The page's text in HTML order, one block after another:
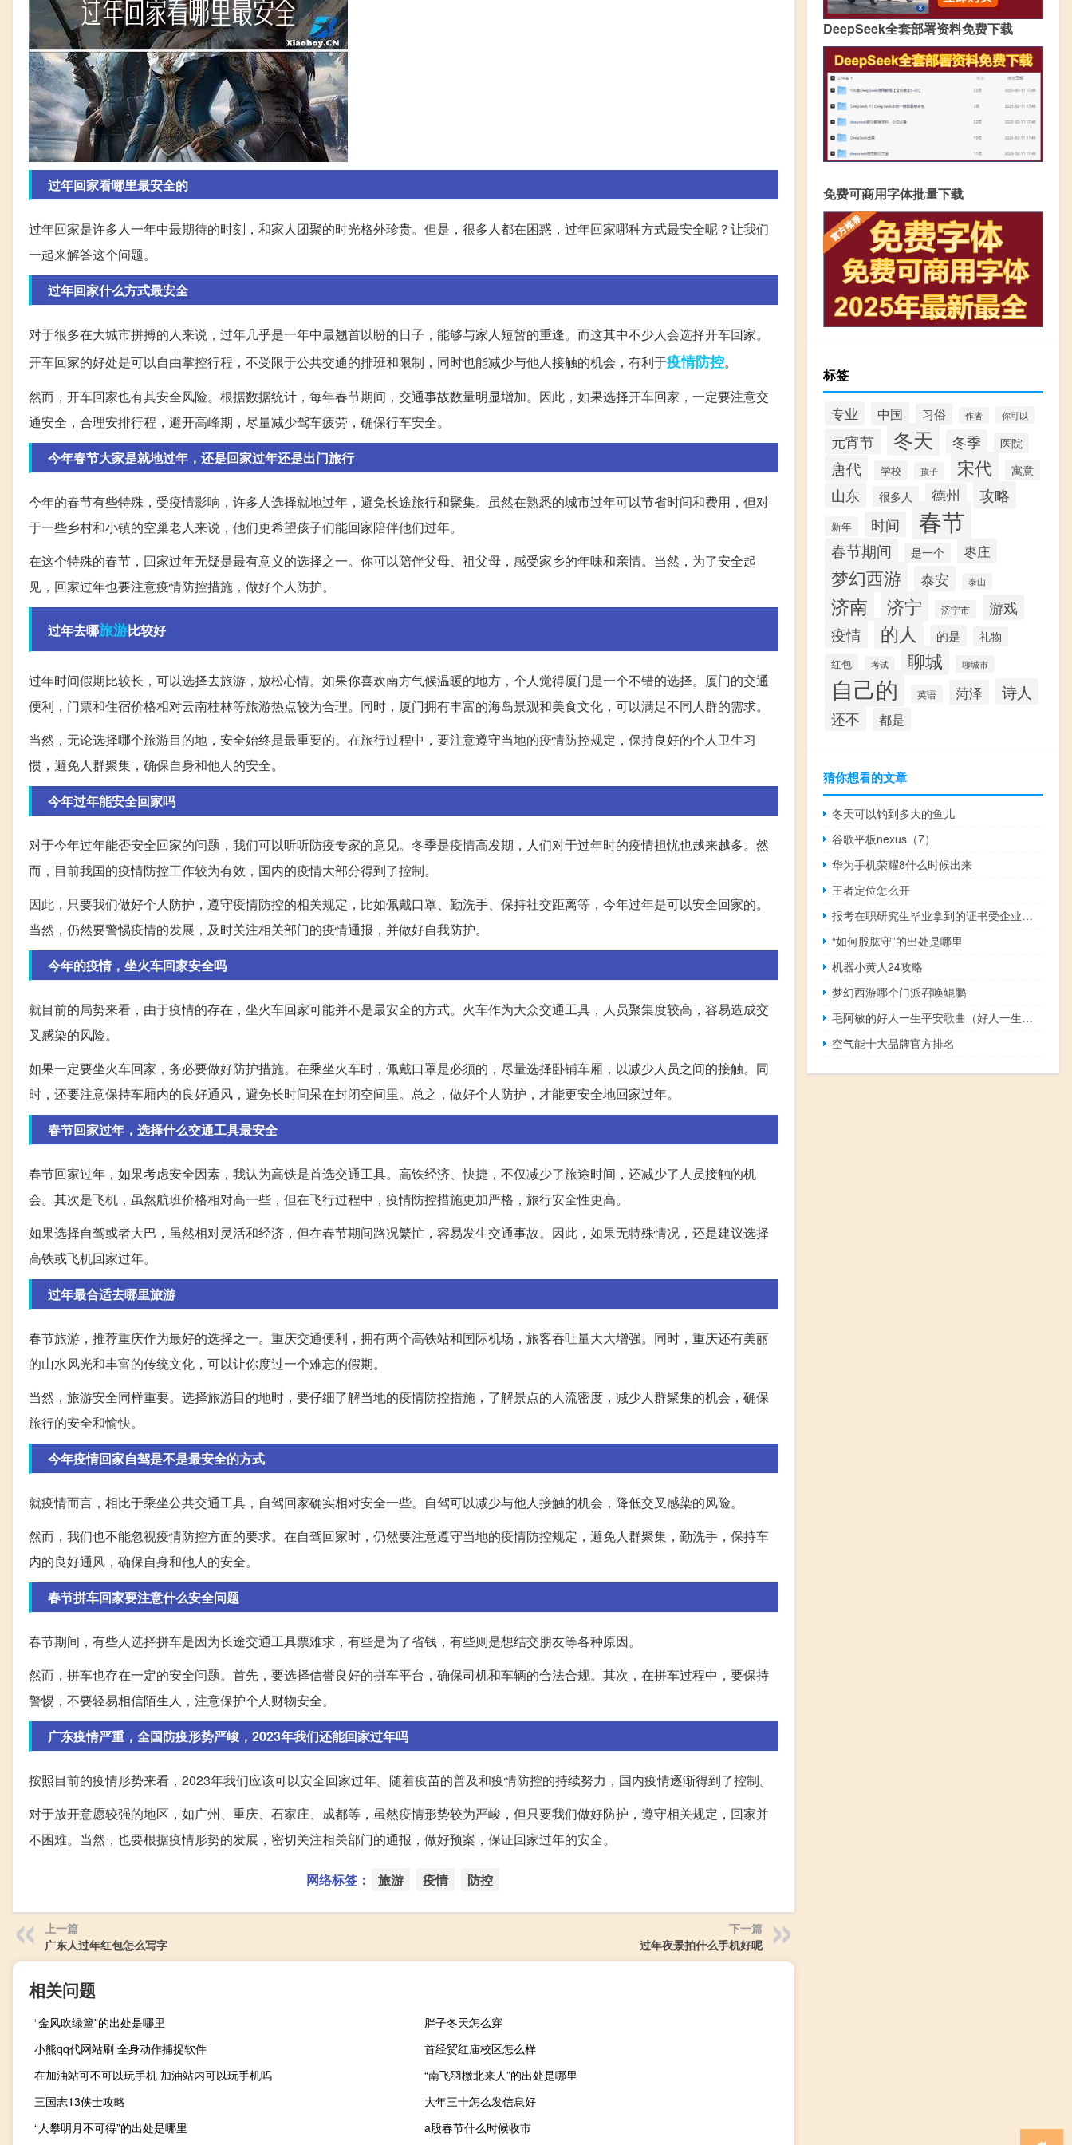
过年回家看哪里最安全的
过年回家是许多人一年中最期待的时刻，和家人团聚的时光格外珍贵。但是，很多人都在困惑，过年回家哪种方式最安全呢？让我们
一起来解答这个问题。
过年回家什么方式最安全
对于很多在大城市拼搏的人来说，过年几乎是一年中最翘首以盼的日子，能够与家人短暂的重逢。而这其中不少人会选择开车回家。
开车回家的好处是可以自由掌控行程，不受限于公共交通的排班和限制，同时也能减少与他人接触的机会，有利于疫情防控。
然而，开车回家也有其安全风险。根据数据统计，每年春节期间，交通事故数量明显增加。因此，如果选择开车回家，一定要注意交
通安全，合理安排行程，避开高峰期，尽量减少驾车疲劳，确保行车安全。
今年春节大家是就地过年，还是回家过年还是出门旅行
今年的春节有些特殊，受疫情影响，许多人选择就地过年，避免长途旅行和聚集。虽然在熟悉的城市过年可以节省时间和费用，但对
于一些乡村和小镇的空巢老人来说，他们更希望孩子们能回家陪伴他们过年。
在这个特殊的春节，回家过年无疑是最有意义的选择之一。你可以陪伴父母、祖父母，感受家乡的年味和亲情。当然，为了安全起
见，回家过年也要注意疫情防控措施，做好个人防护。
过年去哪旅游比较好
过年时间假期比较长，可以选择去旅游，放松心情。如果你喜欢南方气候温暖的地方，个人觉得厦门是一个不错的选择。厦门的交通
便利，门票和住宿价格相对云南桂林等旅游热点较为合理。同时，厦门拥有丰富的海岛景观和美食文化，可以满足不同人群的需求。
当然，无论选择哪个旅游目的地，安全始终是最重要的。在旅行过程中，要注意遵守当地的疫情防控规定，保持良好的个人卫生习
惯，避免人群聚集，确保自身和他人的安全。
今年过年能安全回家吗
对于今年过年能否安全回家的问题，我们可以听听防疫专家的意见。冬季是疫情高发期，人们对于过年时的疫情担忧也越来越多。然
而，目前我国的疫情防控工作较为有效，国内的疫情大部分得到了控制。
因此，只要我们做好个人防护，遵守疫情防控的相关规定，比如佩戴口罩、勤洗手、保持社交距离等，今年过年是可以安全回家的。
当然，仍然要警惕疫情的发展，及时关注相关部门的疫情通报，并做好自我防护。
今年的疫情，坐火车回家安全吗
就目前的局势来看，由于疫情的存在，坐火车回家可能并不是最安全的方式。火车作为大众交通工具，人员聚集度较高，容易造成交
叉感染的风险。
如果一定要坐火车回家，务必要做好防护措施。在乘坐火车时，佩戴口罩是必须的，尽量选择卧铺车厢，以减少人员之间的接触。同
时，还要注意保持车厢内的良好通风，避免长时间呆在封闭空间里。总之，做好个人防护，才能更安全地回家过年。
春节回家过年，选择什么交通工具最安全
春节回家过年，如果考虑安全因素，我认为高铁是首选交通工具。高铁经济、快捷，不仅减少了旅途时间，还减少了人员接触的机
会。其次是飞机，虽然航班价格相对高一些，但在飞行过程中，疫情防控措施更加严格，旅行安全性更高。
如果选择自驾或者大巴，虽然相对灵活和经济，但在春节期间路况繁忙，容易发生交通事故。因此，如果无特殊情况，还是建议选择
高铁或飞机回家过年。
过年最合适去哪里旅游
春节旅游，推荐重庆作为最好的选择之一。重庆交通便利，拥有两个高铁站和国际机场，旅客吞吐量大大增强。同时，重庆还有美丽
的山水风光和丰富的传统文化，可以让你度过一个难忘的假期。
当然，旅游安全同样重要。选择旅游目的地时，要仔细了解当地的疫情防控措施，了解景点的人流密度，减少人群聚集的机会，确保
旅行的安全和愉快。
今年疫情回家自驾是不是最安全的方式
就疫情而言，相比于乘坐公共交通工具，自驾回家确实相对安全一些。自驾可以减少与他人接触的机会，降低交叉感染的风险。
然而，我们也不能忽视疫情防控方面的要求。在自驾回家时，仍然要注意遵守当地的疫情防控规定，避免人群聚集，勤洗手，保持车
内的良好通风，确保自身和他人的安全。
春节拼车回家要注意什么安全问题
春节期间，有些人选择拼车是因为长途交通工具票难求，有些是为了省钱，有些则是想结交朋友等各种原因。
然而，拼车也存在一定的安全问题。首先，要选择信誉良好的拼车平台，确保司机和车辆的合法合规。其次，在拼车过程中，要保持
警惕，不要轻易相信陌生人，注意保护个人财物安全。
广东疫情严重，全国防疫形势严峻，2023年我们还能回家过年吗
按照目前的疫情形势来看，2023年我们应该可以安全回家过年。随着疫苗的普及和疫情防控的持续努力，国内疫情逐渐得到了控制。
对于放开意愿较强的地区，如广州、重庆、石家庄、成都等，虽然疫情形势较为严峻，但只要我们做好防护，遵守相关规定，回家并
不困难。当然，也要根据疫情形势的发展，密切关注相关部门的通报，做好预案，保证回家过年的安全。
网络标签： 旅游 疫情 防控
上一篇
广东人过年红包怎么写字
下一篇
过年夜景拍什么手机好呢
相关问题
“金风吹绿簟”的出处是哪里
胖子冬天怎么穿
小熊qq代网站刷 全身动作捕捉软件
首经贸红庙校区怎么样
在加油站可不可以玩手机 加油站内可以玩手机吗
“南飞羽檄北来人”的出处是哪里
三国志13侠士攻略
大年三十怎么发信息好
“人攀明月不可得”的出处是哪里
a股春节什么时候收市
DeepSeek全套部署资料免费下载
免费可商用字体批量下载
标签
专业 中国 习俗 作者 你可以
元宵节 冬天 冬季 医院
唐代 学校 孩子 宋代 寓意
山东 很多人 德州 攻略
新年 时间 春节
春节期间 是一个 枣庄
梦幻西游 泰安 泰山
济南 济宁 济宁市 游戏
疫情 的人 的是
礼物
红包
考试 聊城 聊城市
自己的 英语 菏泽 诗人
还不 都是
猜你想看的文章
冬天可以钓到多大的鱼儿
谷歌平板nexus（7）
华为手机荣耀8什么时候出来
王者定位怎么开
报考在职研究生毕业拿到的证书受企业认可吗
“如何股肱守”的出处是哪里
机器小黄人24攻略
梦幻西游哪个门派召唤鲲鹏
毛阿敏的好人一生平安歌曲（好人一生平安毛阿敏歌词）
空气能十大品牌官方排名